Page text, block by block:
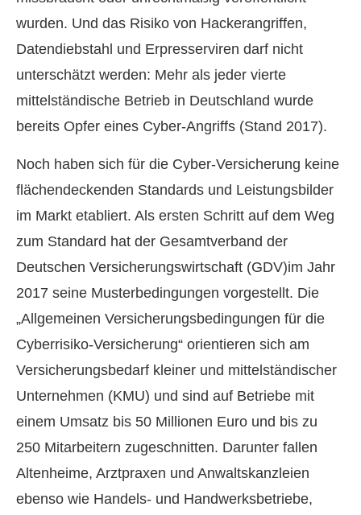
wurden. Und das Risiko von Hackerangriffen,
Datendiebstahl und Erpresserviren darf nicht
unterschätzt werden: Mehr als jeder vierte
mittelständische Betrieb in Deutschland wurde
bereits Opfer eines Cyber-Angriffs (Stand 2017).
Noch haben sich für die Cyber-Versicherung keine
flächendeckenden Standards und Leistungsbilder
im Markt etabliert. Als ersten Schritt auf dem Weg
zum Standard hat der Gesamtverband der
Deutschen Versicherungswirtschaft (GDV)im Jahr
2017 seine Musterbedingungen vorgestellt. Die
„Allgemeinen Versicherungsbedingungen für die
Cyberrisiko-Versicherung“ orientieren sich am
Versicherungsbedarf kleiner und mittelständischer
Unternehmen (KMU) und sind auf Betriebe mit
einem Umsatz bis 50 Millionen Euro und bis zu
250 Mitarbeitern zugeschnitten. Darunter fallen
Altenheime, Arztpraxen und Anwaltskanzleien
ebenso wie Handels- und Handwerksbetriebe,